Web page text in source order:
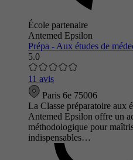
École partenaire
Antemed Epsilon
Prépa - Aux études de
5.0
11 avis
Paris 6e 75006
La Classe préparatoire aux
Antemed Epsilon offre un
méthodologique pour
indispensables…